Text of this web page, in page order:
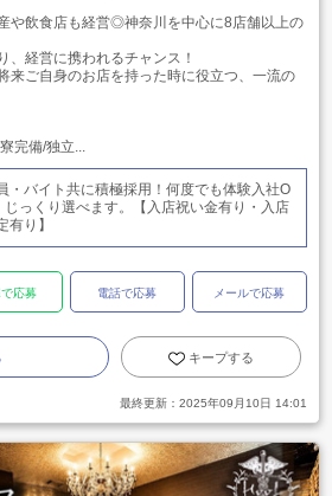
や飲食店も経営◎神奈川を中心に8店舗以上の
、経営に携われるチャンス！
来ご自身のお店を持った時に役立つ、一流の
完備/独立...
・バイト共に積極採用！何度でも体験入社O
じっくり選べます。【入店祝い金有り・入店
有り】
応募 電話で応募 メールで応募
キープする
最終更新： 2025年09月10日 14:01